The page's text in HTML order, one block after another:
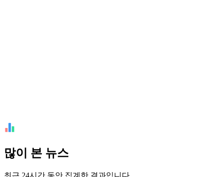
많이 본 뉴스
최근 24시간 동안 집계한 결과입니다.